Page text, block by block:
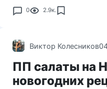
0 2.9к.
Виктор Колесников
ПП салаты на
новогодних